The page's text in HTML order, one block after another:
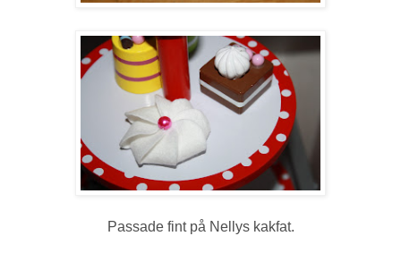
Passade fint på Nellys kakfat.